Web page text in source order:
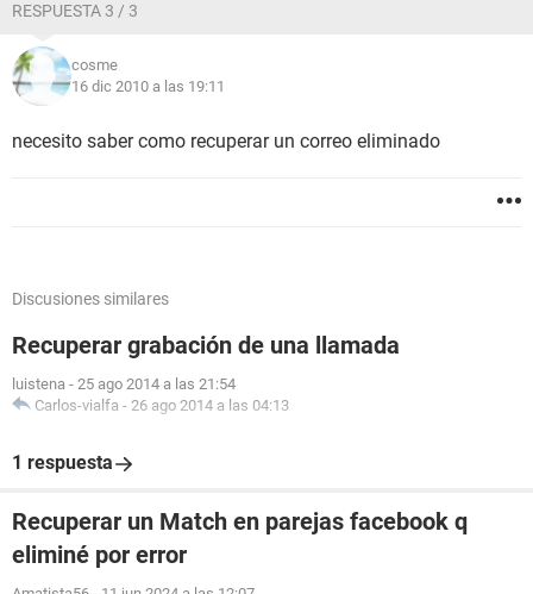
RESPUESTA 3 / 3
cosme
16 dic 2010 a las 19:11
necesito saber como recuperar un correo eliminado
Discusiones similares
Recuperar grabación de una llamada
luistena - 25 ago 2014 a las 21:54
Carlos-vialfa - 26 ago 2014 a las 04:13
1 respuesta
Recuperar un Match en parejas facebook q
eliminé por error